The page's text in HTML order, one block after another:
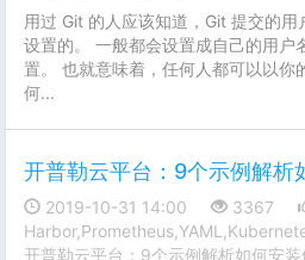
用过 Git 的人应该知道，Git 提交的
设置的。 一般都会设置成自己的用户
置。 也就意味着，任何人都可以以你
何...
开普勒云平台：9个示例解析
2019-10-31 14:00 3367
开普勒云平台：9个示例解析如何安装